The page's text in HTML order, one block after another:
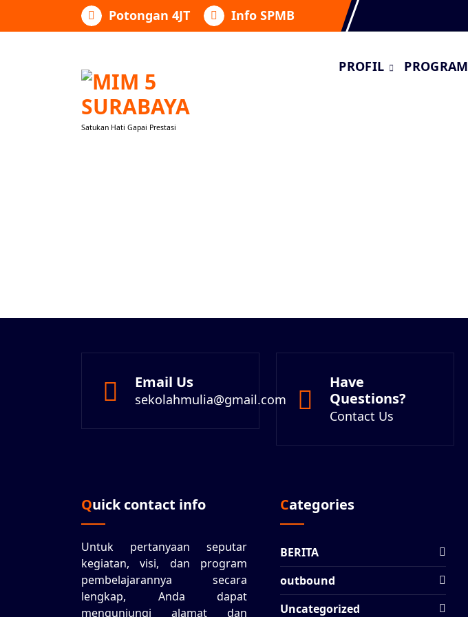
Potongan 4JT Info SPMB
Satukan Hati Gapai Prestasi
PROFIL PROGRAM
Email Us
sekolahmulia@gmail.com
Have
Questions?
Contact Us
Quick contact info
Untuk pertanyaan seputar
kegiatan, visi, dan program
pembelajarannya secara
lengkap, Anda dapat
mengunjungi alamat dan
Categories
BERITA
outbound
Uncategorized